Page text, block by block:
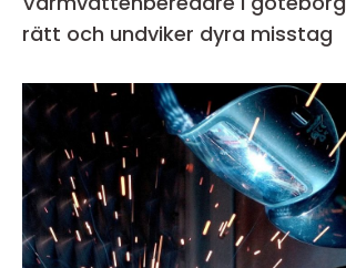
rätt och undviker dyra misstag